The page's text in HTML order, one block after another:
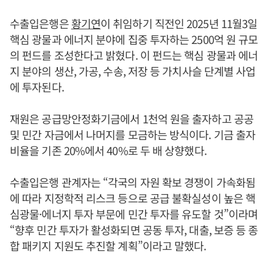
수출입은행은황기연이 취임하기 직전인 2025년 11월3일
핵심 광물과 에너지 분야에 집중 투자하는 2500억 원 규모
의 펀드를 조성한다고 밝혔다. 이 펀드는 핵심 광물과 에너
지 분야의 생산, 가공, 수송, 저장 등 가치사슬 단계별 사업
에 투자된다.
재원은 공급망안정화기금에서 1천억 원을 출자하고 공공
및 민간 자금에서 나머지를 모금하는 방식이다. 기금 출자
비율을 기존 20%에서 40%로 두 배 상향했다.
수출입은행 관계자는 “각국의 자원 확보 경쟁이 가속화됨
에 따라 지정학적 리스크 등으로 공급 불확실성이 높은 핵
심광물·에너지 투자 부문에 민간 투자를 유도할 것”이라며
“향후 민간 투자가 활성화되면 공동 투자, 대출, 보증 등 종
합 패키지 지원도 추진할 계획”이라고 말했다.